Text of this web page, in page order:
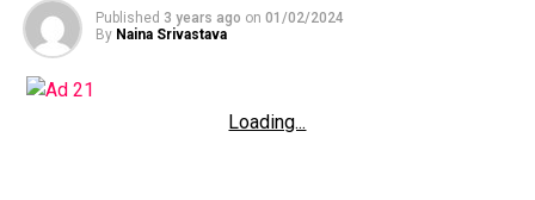
Published 3 years ago on 01/02/2024
By Naina Srivastava
Loading...